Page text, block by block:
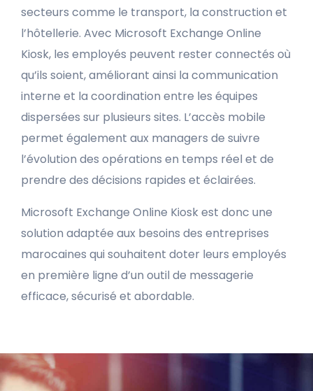
secteurs comme le transport, la construction et
l’hôtellerie. Avec Microsoft Exchange Online
Kiosk, les employés peuvent rester connectés où
qu’ils soient, améliorant ainsi la communication
interne et la coordination entre les équipes
dispersées sur plusieurs sites. L’accès mobile
permet également aux managers de suivre
l’évolution des opérations en temps réel et de
prendre des décisions rapides et éclairées.
Microsoft Exchange Online Kiosk est donc une
solution adaptée aux besoins des entreprises
marocaines qui souhaitent doter leurs employés
en première ligne d’un outil de messagerie
efficace, sécurisé et abordable.